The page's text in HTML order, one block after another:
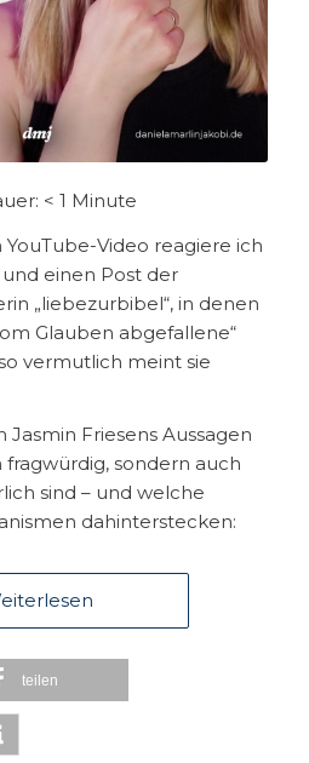
< 1 Minute
Video reagiere ich
einen Post der
„liebezurbibel“, in denen
Glauben abgefallene“
vermutlich meint sie
Jasmin Friesens Aussagen
sondern auch
sind – und welche
dahinterstecken:
teilen